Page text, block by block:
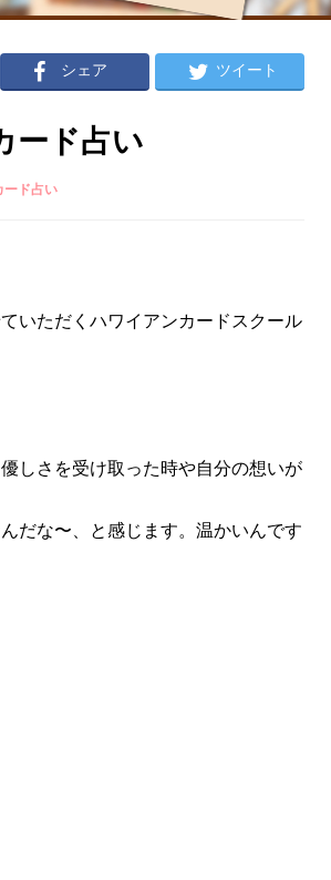
シェア ツイート
ード占い
ード占い
いただくハワイアンカードスクール
しさを受け取った時や自分の想いが
だな〜、と感じます。温かいんです